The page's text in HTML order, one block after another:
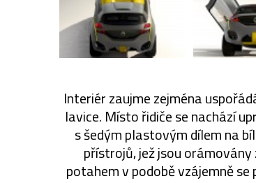
Interiér zaujme zejména
lavice. Místo řidiče se nachází
s šedým plastovým dílem na
přístrojů, jež jsou
potahem v podobě vzájemně